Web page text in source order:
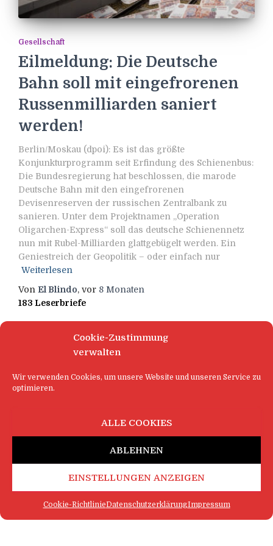
Cookie-Zustimmung
verwalten
Wir verwenden Cookies, um unsere Website und unseren Service zu
optimieren.
ALLE COOKIES
ABLEHNEN
EINSTELLUNGEN ANZEIGEN
Cookie-RichtlinieDatenschutzerklärungImpressum
Gesellschaft
Eilmeldung: Die Deutsche
Bahn soll mit eingefrorenen
Russenmilliarden saniert
werden!
Berlin/Moskau (dpoi): Es ist das größte
Konjunkturprogramm seit Erfindung des Schienenbus:
Die Bundesregierung hat beschlossen, die marode
Deutsche Bahn mit den eingefrorenen
Devisenreserven der russischen Zentralbank zu
sanieren. Unter dem Projektnamen „Operation
Oligarchen-Express“ soll das deutsche Schienennetz
nun mit Rubel-Milliarden glattgebügelt werden. Ein
Geniestreich der Geopolitik – oder einfach nur
Weiterlesen
Von El Blindo, vor 8 Monaten
183 Leserbriefe